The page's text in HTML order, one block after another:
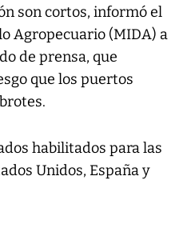
son cortos, informó el
Agropecuario (MIDA) a
de prensa, que
que los puertos
habilitados para las
Unidos, Españay